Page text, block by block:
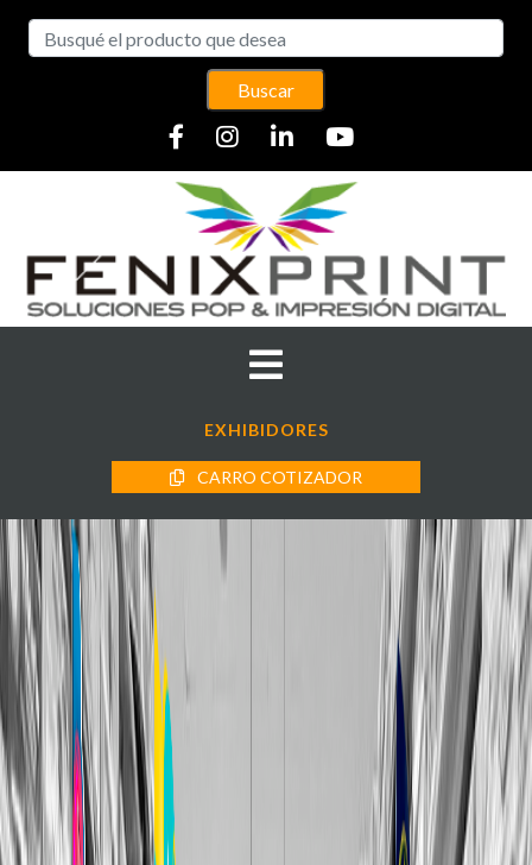
Buscar
EXHIBIDORES
CARRO COTIZADOR